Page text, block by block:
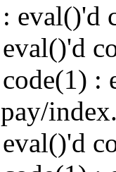
eval()'d
: